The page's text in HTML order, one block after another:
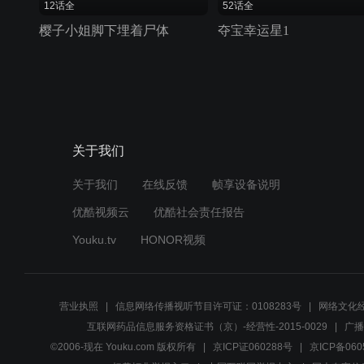
12话全
樱子小姐脚下埋着尸体
52话全
夺宝幸运星1
关于我们
关于我们 在线反馈 帧享设备说明
优酷视频云 优酷社会责任报告
Youku.tv HONOR视频
营业执照 信息网络传播视听节目许可证：0108283号
网络文化
互联网药品信息服务资格证书（京）-经营性-2015-0029
广
©2006-现在 Youku.com 版权所有
京ICP证060288号
京ICP备